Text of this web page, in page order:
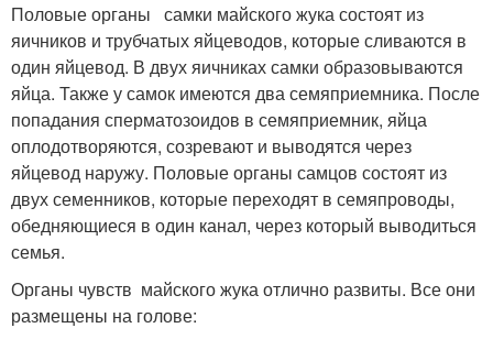
Половые органы самки майского жука состоят из
яичников и трубчатых яйцеводов, которые сливаются в
один яйцевод. В двух яичниках самки образовываются
яйца. Также у самок имеются два семяприемника. После
попадания сперматозоидов в семяприемник, яйца
оплодотворяются, созревают и выводятся через
яйцевод наружу. Половые органы самцов состоят из
двух семенников, которые переходят в семяпроводы,
обедняющиеся в один канал, через который выводиться
семья.
Органы чувств майского жука отлично развиты. Все они
размещены на голове: